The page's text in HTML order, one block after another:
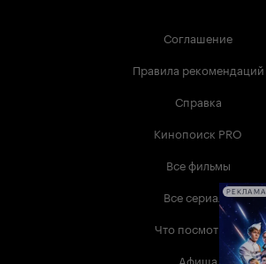
Соглашение
Правила рекомендаций
Справка
Кинопоиск PRO
Все фильмы
Все сериалы
Что посмотреть
Афиша
РЕКЛАМА